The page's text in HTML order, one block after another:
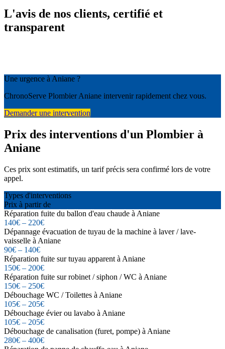
L'avis de nos clients, certifié et
transparent
Une urgence à Aniane ?
ChronoServe Plombier Aniane intervenir rapidement chez vous.
Demander une intervention
Prix des interventions d'un Plombier à
Aniane
Ces prix sont estimatifs, un tarif précis sera confirmé lors de votre
appel.
Types d'interventions
Prix à partir de
Réparation fuite du ballon d'eau chaude à Aniane
140€ – 220€
Dépannage évacuation de tuyau de la machine à laver / lave-
vaisselle à Aniane
90€ – 140€
Réparation fuite sur tuyau apparent à Aniane
150€ – 200€
Réparation fuite sur robinet / siphon / WC à Aniane
150€ – 250€
Débouchage WC / Toilettes à Aniane
105€ – 205€
Débouchage évier ou lavabo à Aniane
105€ – 205€
Débouchage de canalisation (furet, pompe) à Aniane
280€ – 400€